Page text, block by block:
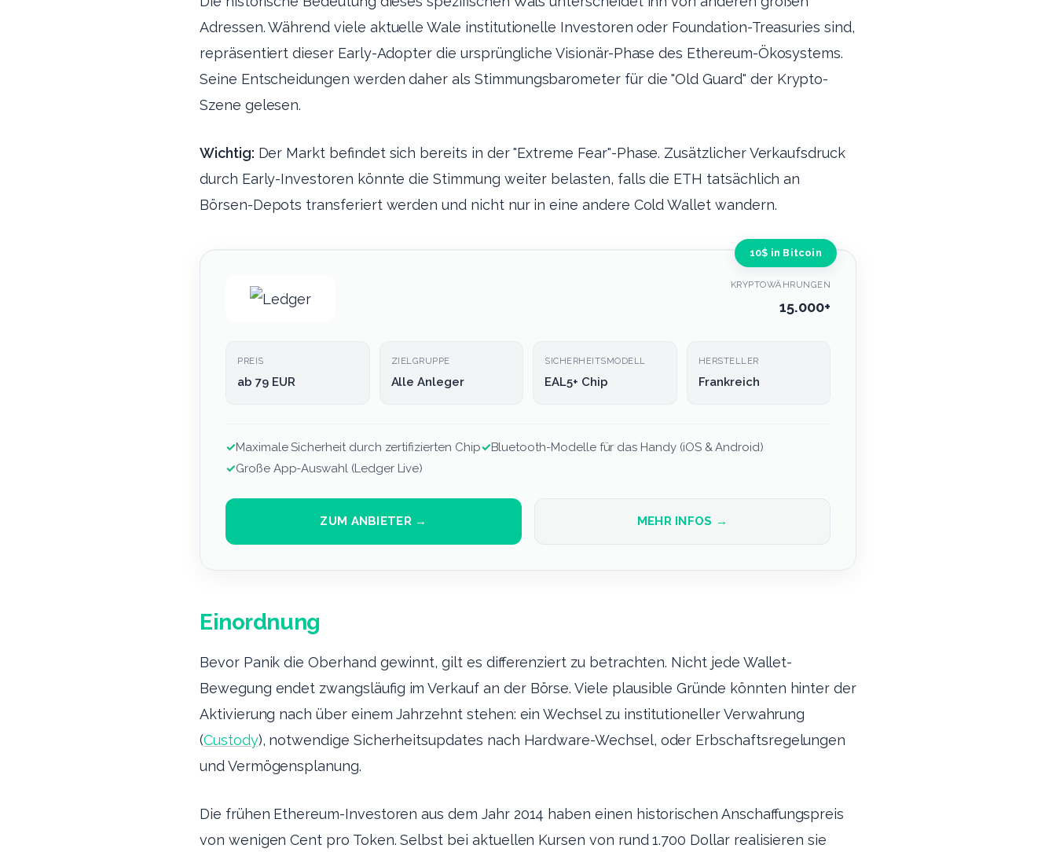
Adressen. Während viele aktuelle Wale institutionelle Investoren oder Foundation-Treasuries sind,
repräsentiert dieser Early-Adopter die ursprüngliche Visionär-Phase des Ethereum-Ökosystems.
Seine Entscheidungen werden daher als Stimmungsbarometer für die "Old Guard" der Krypto-
Szene gelesen.
Wichtig: Der Markt befindet sich bereits in der "Extreme Fear"-Phase. Zusätzlicher Verkaufsdruck
durch Early-Investoren könnte die Stimmung weiter belasten, falls die ETH tatsächlich an
Börsen-Depots transferiert werden und nicht nur in eine andere Cold Wallet wandern.
10$ in Bitcoin
KRYPTOWÄHRUNGEN
15.000+
PREIS
ab 79 EUR
ZIELGRUPPE
Alle Anleger
SICHERHEITSMODELL
EAL5+ Chip
HERSTELLER
Frankreich
✓Maximale Sicherheit durch zertifizierten Chip✓Bluetooth-Modelle für das Handy (iOS & Android)
✓Große App-Auswahl (Ledger Live)
ZUM ANBIETER → MEHR INFOS →
Einordnung
Bevor Panik die Oberhand gewinnt, gilt es differenziert zu betrachten. Nicht jede Wallet-
Bewegung endet zwangsläufig im Verkauf an der Börse. Viele plausible Gründe könnten hinter der
Aktivierung nach über einem Jahrzehnt stehen: ein Wechsel zu institutioneller Verwahrung
(Custody), notwendige Sicherheitsupdates nach Hardware-Wechsel, oder Erbschaftsregelungen
und Vermögensplanung.
Die frühen Ethereum-Investoren aus dem Jahr 2014 haben einen historischen Anschaffungspreis
von wenigen Cent pro Token. Selbst bei aktuellen Kursen von rund 1.700 Dollar realisieren sie